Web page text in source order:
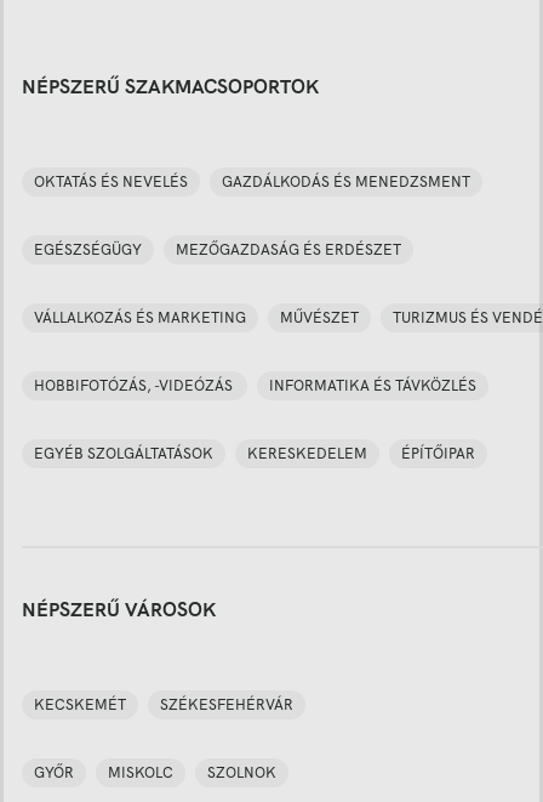
NÉPSZERŰ SZAKMACSOPORTOK
OKTATÁS ÉS NEVELÉS GAZDÁLKODÁS ÉS MENEDZSMENT
EGÉSZSÉGÜGY MEZŐGAZDASÁG ÉS ERDÉSZET
VÁLLALKOZÁS ÉS MARKETING MŰVÉSZET TURIZMUS ÉS
HOBBIFOTÓZÁS, -VIDEÓZÁS INFORMATIKA ÉS TÁVKÖZLÉS
EGYÉB SZOLGÁLTATÁSOK KERESKEDELEM ÉPÍTŐIPAR
NÉPSZERŰ VÁROSOK
KECSKEMÉT SZÉKESFEHÉRVÁR
GYŐR MISKOLC SZOLNOK